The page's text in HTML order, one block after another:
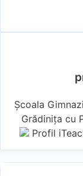
Școala
Grădinița cu
Profil